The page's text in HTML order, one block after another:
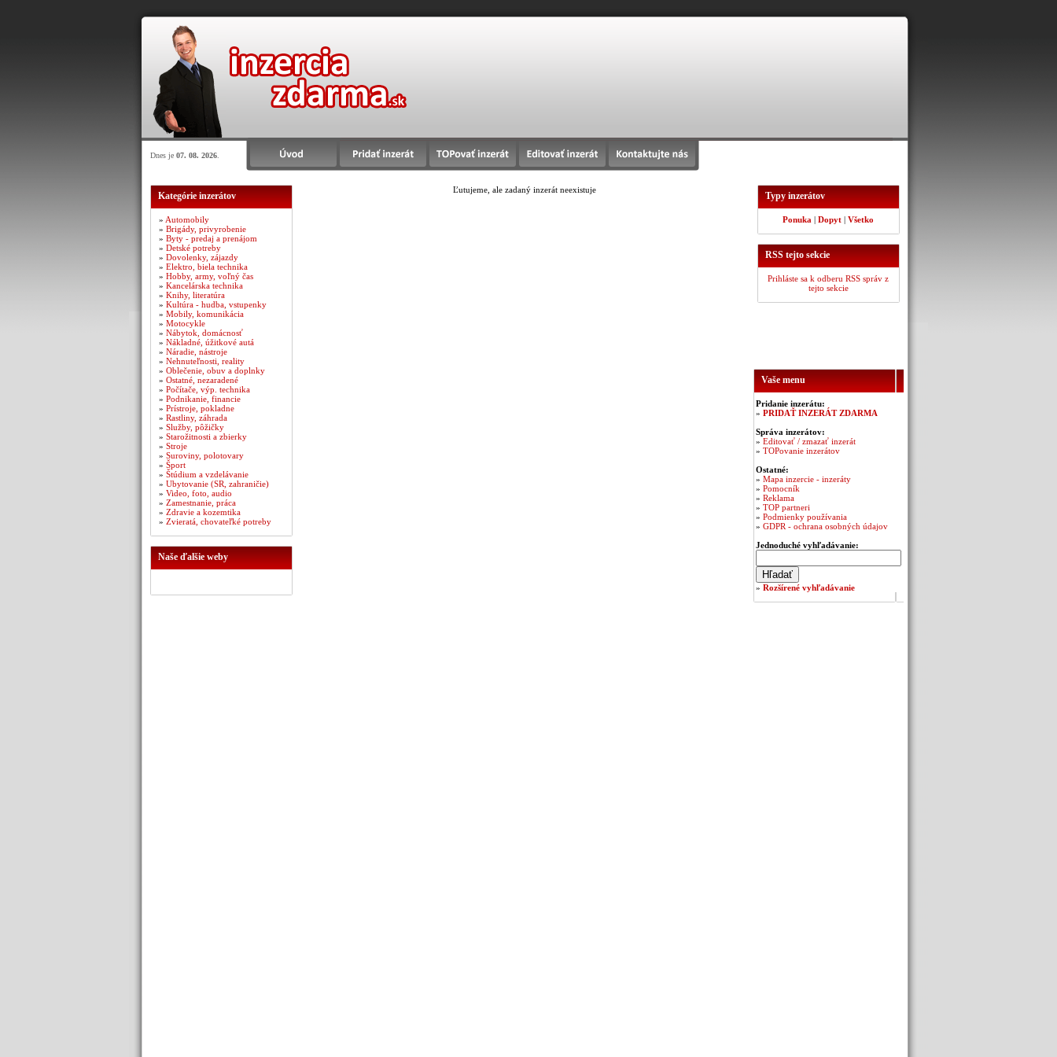
Dnes je 07. 08. 2026
Kategórie inzerátov
» Automobily
» Brigády, privyrobenie
» Byty - predaj a prenájom
» Detské potreby
» Dovolenky, zájazdy
» Elektro, biela technika
» Hobby, army, voľný čas
» Kancelárska technika
» Knihy, literatúra
» Kultúra - hudba, vstupenky
» Mobily, komunikácia
» Motocykle
» Nábytok, domácnosť
» Nákladné, úžitkové autá
» Náradie, nástroje
» Nehnuteľnosti, reality
» Oblečenie, obuv a doplnky
» Ostatné, nezaradené
» Počítače, výp. technika
» Podnikanie, financie
» Prístroje, pokladne
» Rastliny, záhrada
» Služby, pôžičky
» Starožitnosti a zbierky
» Stroje
» Suroviny, polotovary
» Šport
» Štúdium a vzdelávanie
» Ubytovanie (SR, zahraničie)
» Video, foto, audio
» Zamestnanie, práca
» Zdravie a kozemtika
» Zvieratá, chovateľké potreby
Naše ďalšie weby
Ľutujeme, ale zadaný inzerát neexistuje
Typy inzerátov
Ponuka | Dopyt | Všetko
RSS tejto sekcie
Prihláste sa k odberu RSS správ z
tejto sekcie
Vaše menu
Pridanie inzerátu:
» PRIDAŤ INZERÁT ZDARMA
Správa inzerátov:
» Editovať / zmazať inzerát
» TOPovanie inzerátov
Ostatné:
» Mapa inzercie - inzeráty
» Pomocník
» Reklama
» TOP partneri
» Podmienky používania
» GDPR - ochrana osobných údajov
Jednoduché vyhľadávanie:
» Rozšírené vyhľadávanie